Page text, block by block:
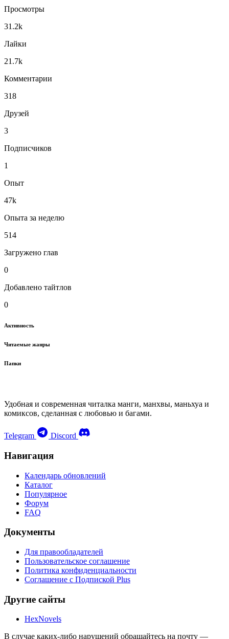
Просмотры
31.2k
Лайки
21.7k
Комментарии
318
Друзей
3
Подписчиков
1
Опыт
47k
Опыта за неделю
514
Загружено глав
0
Добавлено тайтлов
0
Активность
Читаемые жанры
Папки
Удобная и современная читалка манги, манхвы, маньхуа и
комиксов, сделанная с любовью и багами.
Telegram Discord
Навигация
Календарь обновлений
Каталог
Популярное
Форум
FAQ
Документы
Для правообладателей
Пользовательское соглашение
Политика конфиденциальности
Соглашение с Подпиской Plus
Другие сайты
HexNovels
В случае каких-либо нарушений обращайтесь на почту —